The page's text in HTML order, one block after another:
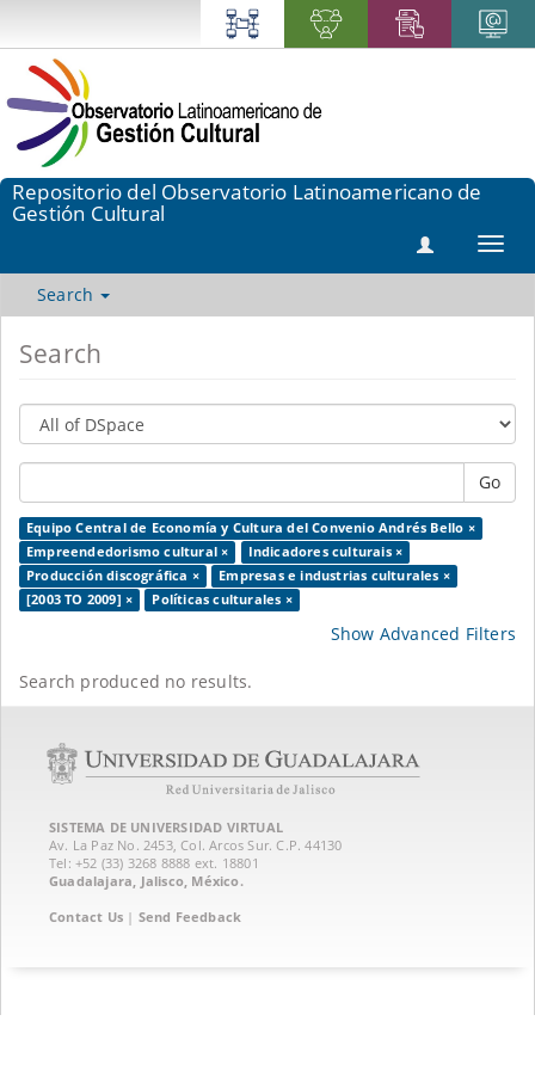
Repositorio del Observatorio Latinoamericano de
Gestión Cultural
Search
Search
Go
Equipo Central de Economía y Cultura del Convenio Andrés Bello ×
Empreendedorismo cultural ×
Indicadores culturais ×
Producción discográfica ×
Empresas e industrias culturales ×
[2003 TO 2009] ×
Políticas culturales ×
Show Advanced Filters
Search produced no results.
SISTEMA DE UNIVERSIDAD VIRTUAL
Av. La Paz No. 2453, Col. Arcos Sur. C.P. 44130
Tel: +52 (33) 3268 8888‏ ext. 18801
Guadalajara, Jalisco, México.
Contact Us | Send Feedback